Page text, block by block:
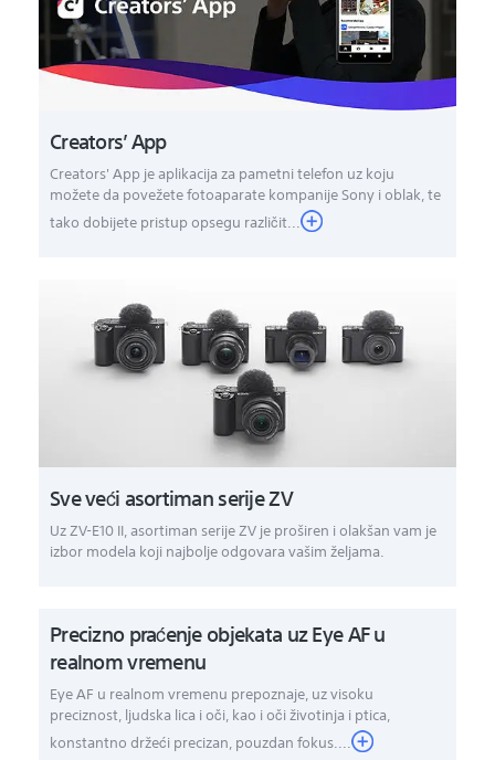
Creators’ App
Creators' App je aplikacija za pametni telefon uz koju
možete da povežete fotoaparate kompanije Sony i oblak, te
tako dobijete pristup opsegu različit...
Sve veći asortiman serije ZV
Uz ZV-E10 II, asortiman serije ZV je proširen i olakšan vam je
izbor modela koji najbolje odgovara vašim željama.
Precizno praćenje objekata uz Eye AF u
realnom vremenu
Eye AF u realnom vremenu prepoznaje, uz visoku
preciznost, ljudska lica i oči, kao i oči životinja i ptica,
konstantno držeći precizan, pouzdan fokus....